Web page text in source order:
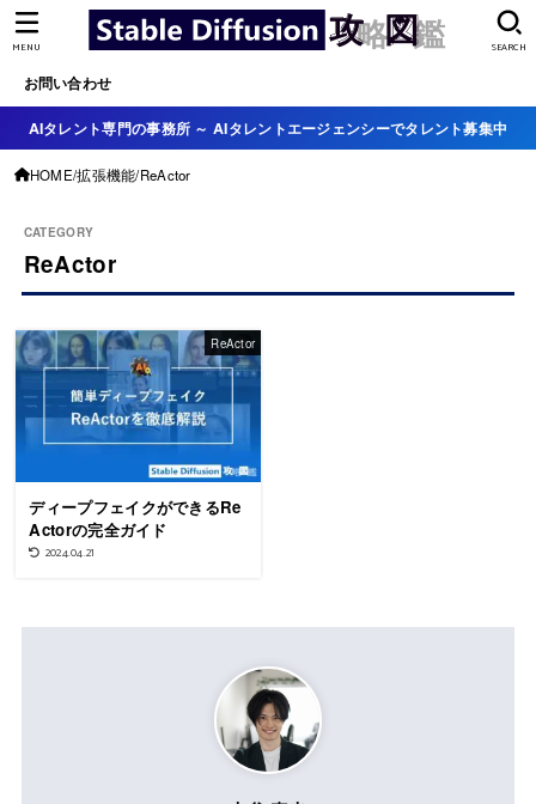
お問い合わせ
SEARCH
MENU
AIタレント専門の事務所 ～ AIタレントエージェンシーでタレント募集中
HOME 拡張機能 ReActor
ReActor
ReActor
ディープフェイクができるRe
Actorの完全ガイド
2024.04.21